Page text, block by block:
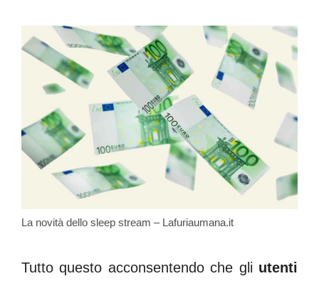
La novità dello sleep stream – Lafuriaumana.it
Tutto questo acconsentendo che gli utenti